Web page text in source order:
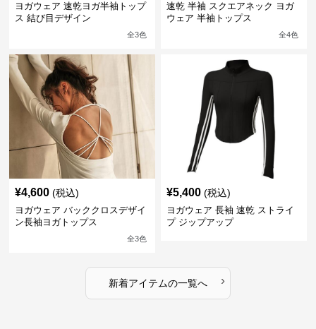
ヨガウェア 速乾ヨガ半袖トップ
ス 結び目デザイン
全3色
速乾 半袖 スクエアネック ヨガ
ウェア 半袖トップス
全4色
¥4,600 (税込)
ヨガウェア バッククロスデザイ
ン長袖ヨガトップス
全3色
¥5,400 (税込)
ヨガウェア 長袖 速乾 ストライ
プ ジップアップ
新着アイテムの一覧へ ›